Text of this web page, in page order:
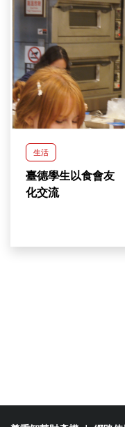
生活
臺德學生以食會友
化交流